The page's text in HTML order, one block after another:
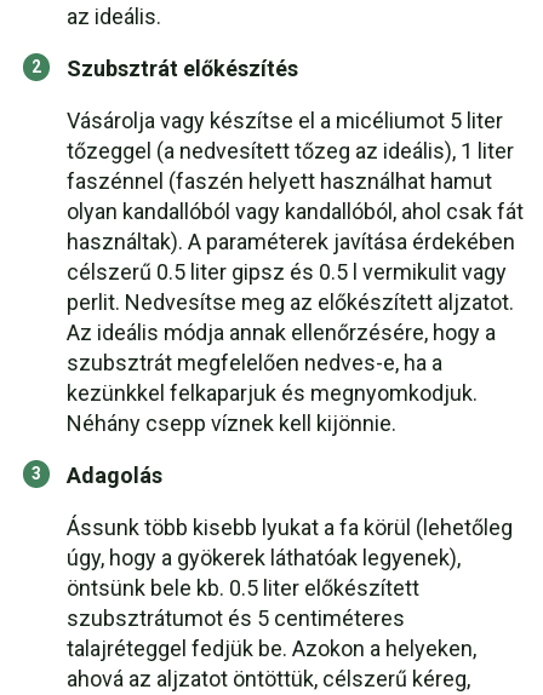
az ideális.
Szubsztrát előkészítés
Vásárolja vagy készítse el a micéliumot 5 liter
tőzeggel (a nedvesített tőzeg az ideális), 1 liter
faszénnel (faszén helyett használhat hamut
olyan kandallóból vagy kandallóból, ahol csak fát
használtak). A paraméterek javítása érdekében
célszerű 0.5 liter gipsz és 0.5 l vermikulit vagy
perlit. Nedvesítse meg az előkészített aljzatot.
Az ideális módja annak ellenőrzésére, hogy a
szubsztrát megfelelően nedves-e, ha a
kezünkkel felkaparjuk és megnyomkodjuk.
Néhány csepp víznek kell kijönnie.
Adagolás
Ássunk több kisebb lyukat a fa körül (lehetőleg
úgy, hogy a gyökerek láthatóak legyenek),
öntsünk bele kb. 0.5 liter előkészített
szubsztrátumot és 5 centiméteres
talajréteggel fedjük be. Azokon a helyeken,
ahová az aljzatot öntöttük, célszerű kéreg,